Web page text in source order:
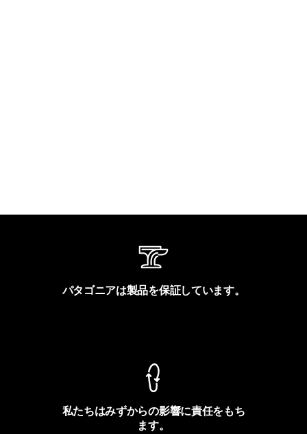
パタゴニアは製品を保証しています。
私たちはみずからの影響に責任をもち
ます。